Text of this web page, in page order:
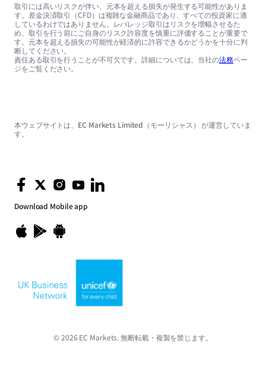
取引には高いリスクが伴い、元本を超える損失が発生する可能性がありま
す。差金決済取引（CFD）は複雑な金融商品であり、すべての投資家に適
しているわけではありません。レバレッジ取引はリスクを増幅させるた
め、取引を行う前にご自身のリスク許容度を慎重に評価することが重要で
す。元本を超える損失の可能性が経済的に許容できるかどうかを十分に判
断してください。
責任ある取引を行うことが不可欠です。詳細については、当社の法務ペー
ジをご覧ください。
Download Mobile app
本ウェブサイトは、EC Markets Limited（モーリシャス） が運営していま
す。
© 2026 EC Markets. 無断転載・複製を禁じます。